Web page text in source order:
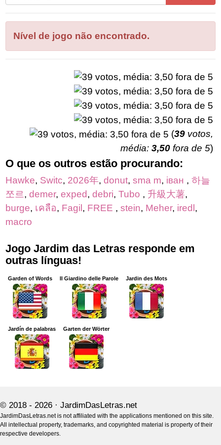
todas
as
letras
do
quebra-
Nível de jogo não encontrado.
(39 votos,
média: 3,50 fora de 5)
O que os outros estão procurando:
Hawke, Switc, 2026年, donut, sma m, іван , 하늘
쪼르, demer, exped, debri, Tubo , 升級大薯,
burge, เคลือ, Fagil, FREE , stein, Meher, iredl,
macro
Jogo Jardim das Letras responde em
outras línguas!
Garden of Words Il Giardino delle Parole Jardin des Mots
Jardín de palabras Garten der Wörter
© 2018 - 2026 · JardimDasLetras.net
JardimDasLetras.net is not affiliated with the applications mentioned on this site.
All intellectual property, trademarks, and copyrighted material is property of their
respective developers.